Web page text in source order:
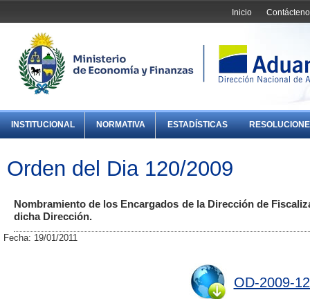
Inicio
INSTITUCIONAL NORMATIVA ESTADÍSTICAS
Orden del Dia 120/2009
Nombramiento de los Encargados de la Dirección de
dicha Dirección.
Fecha: 19/01/2011
OD-2009-